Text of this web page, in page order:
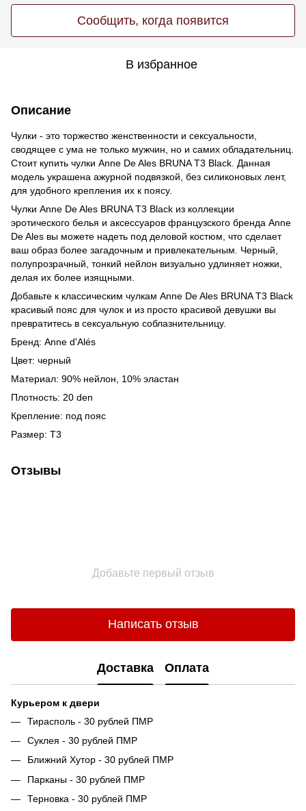
Сообщить, когда появится
В избранное
Описание
Чулки - это торжество женственности и сексуальности,
сводящее с ума не только мужчин, но и самих обладательниц.
Стоит купить чулки Anne De Ales BRUNA T3 Black. Данная
модель украшена ажурной подвязкой, без силиконовых лент,
для удобного крепления их к поясу.
Чулки Anne De Ales BRUNA T3 Black из коллекции
эротического белья и аксессуаров французского бренда Anne
De Ales вы можете надеть под деловой костюм, что сделает
ваш образ более загадочным и привлекательным. Черный,
полупрозрачный, тонкий нейлон визуально удлиняет ножки,
делая их более изящными.
Добавьте к классическим чулкам Anne De Ales BRUNA T3 Black
красивый пояс для чулок и из просто красивой девушки вы
превратитесь в сексуальную соблазнительницу.
Бренд: Anne d'Alés
Цвет: черный
Материал: 90% нейлон, 10% эластан
Плотность: 20 den
Крепление: под пояс
Размер: Т3
Отзывы
Добавьте первый отзыв
Написать отзыв
Доставка Оплата
Курьером к двери
Тирасполь - 30 рублей ПМР
Суклея - 30 рублей ПМР
Ближний Хутор - 30 рублей ПМР
Парканы - 30 рублей ПМР
Терновка - 30 рублей ПМР